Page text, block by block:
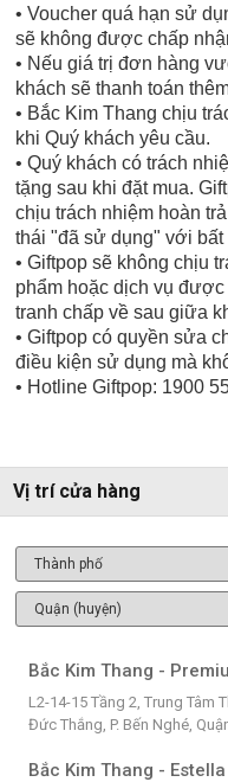
• Voucher quá hạn sử
sẽ không được chấp
• Nếu giá trị đơn hàng
khách sẽ thanh toán
• Bắc Kim Thang chịu
khi Quý khách yêu cầu.
• Quý khách có trách
tặng sau khi đặt mua.
chịu trách nhiệm hoàn
thái "đã sử dụng" với bất
• Giftpop sẽ không chịu
phẩm hoặc dịch vụ
tranh chấp về sau giữa
• Giftpop có quyền sửa
điều kiện sử dụng mà
• Hotline Giftpop: 1900
Vị trí cửa hàng
Bắc Kim Thang -
L2-14-15 Tầng 2, Trung Tâm
Đức Thắng, P. Bến Nghé,
Bắc Kim Thang -